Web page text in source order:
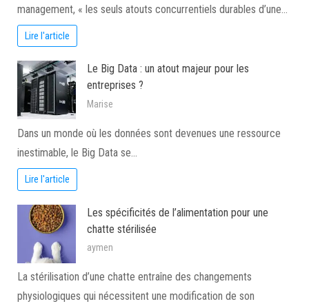
management, « les seuls atouts concurrentiels durables d’une…
Lire l'article
Le Big Data : un atout majeur pour les
entreprises ?
Marise
Dans un monde où les données sont devenues une ressource
inestimable, le Big Data se…
Lire l'article
Les spécificités de l’alimentation pour une
chatte stérilisée
aymen
La stérilisation d’une chatte entraîne des changements
physiologiques qui nécessitent une modification de son